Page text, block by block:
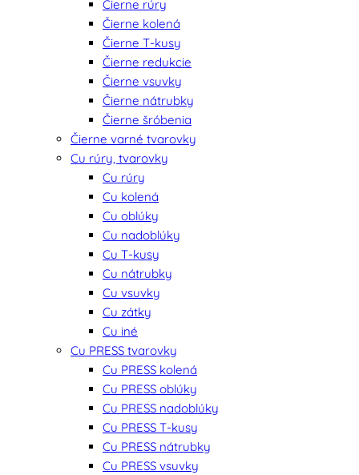
Čierne rúry
Čierne kolená
Čierne T-kusy
Čierne redukcie
Čierne vsuvky
Čierne nátrubky
Čierne šróbenia
Čierne varné tvarovky
Cu rúry, tvarovky
Cu rúry
Cu kolená
Cu oblúky
Cu nadoblúky
Cu T-kusy
Cu nátrubky
Cu vsuvky
Cu zátky
Cu iné
Cu PRESS tvarovky
Cu PRESS kolená
Cu PRESS oblúky
Cu PRESS nadoblúky
Cu PRESS T-kusy
Cu PRESS nátrubky
Cu PRESS vsuvky